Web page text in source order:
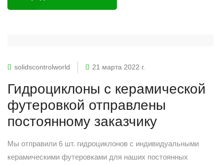
solidscontrolworld 21 марта 2022 г.
Гидроциклоны с керамической
футеровкой отправлены
постоянному заказчику
Мы отправили 6 шт. гидроциклонов с индивидуальными
керамическими футеровками для наших постоянных